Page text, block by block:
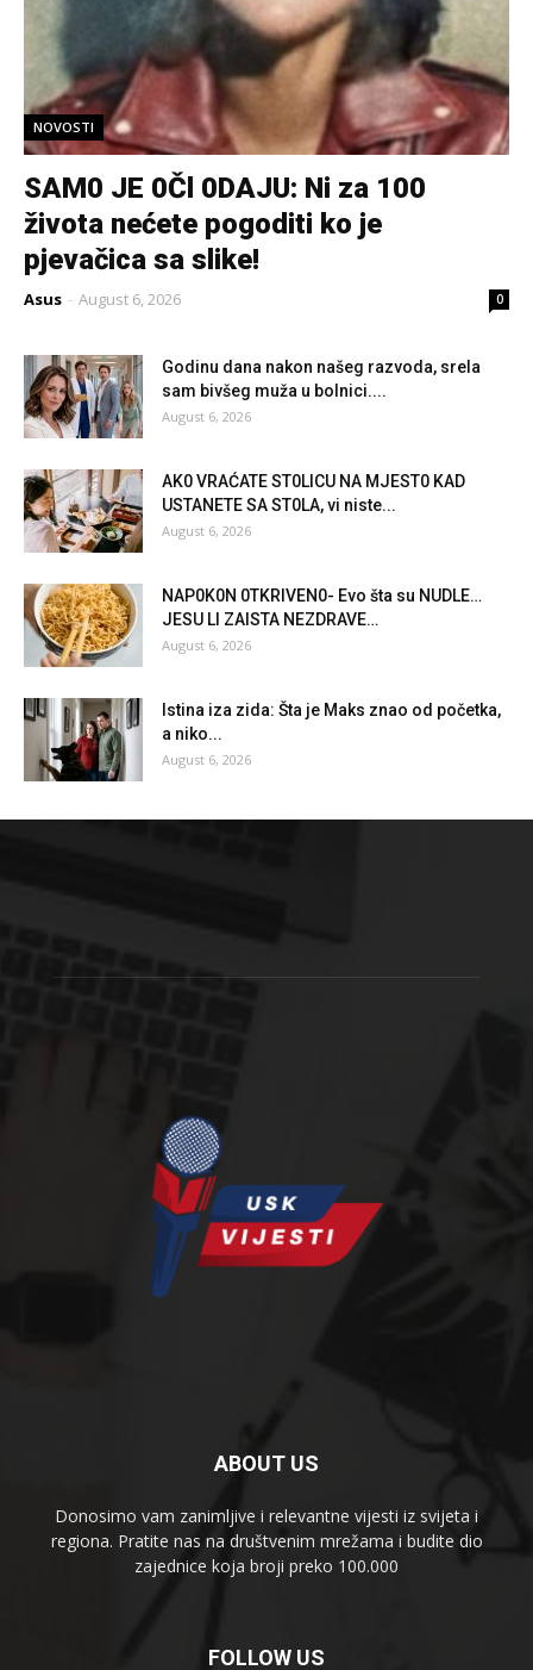
NOVOSTI
SAM0 JE 0Čl 0DAJU: Ni za 100
života nećete pogoditi ko je
pjevačica sa slike!
Asus - August 6, 2026 0
Godinu dana nakon našeg razvoda, srela
sam bivšeg muža u bolnici....
August 6, 2026
AK0 VRAĆATE ST0LlCU NA MJEST0 KAD
USTANETE SA ST0LA, vi niste...
August 6, 2026
NAP0K0N 0TKRlVEN0- Evo šta su NUDLE…
JESU Ll ZAlSTA NEZDRAVE…
August 6, 2026
Istina iza zida: Šta je Maks znao od početka,
a niko...
August 6, 2026
ABOUT US
Donosimo vam zanimljive i relevantne vijesti iz svijeta i
regiona. Pratite nas na društvenim mrežama i budite dio
zajednice koja broji preko 100.000
FOLLOW US